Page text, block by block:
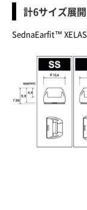
計6サイズ展開
SednaEarfit™